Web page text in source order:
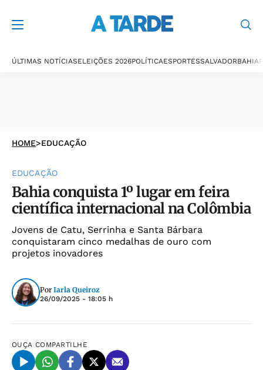
ÚLTIMAS NOTÍCIASELEIÇÕES 2026POLÍTICAESPORTESSALVADORBAHIA
HOME>EDUCAÇÃO
EDUCAÇÃO
Bahia conquista 1º lugar em feira
científica internacional na Colômbia
Jovens de Catu, Serrinha e Santa Bárbara
conquistaram cinco medalhas de ouro com
projetos inovadores
Por Iarla Queiroz
26/09/2025 - 18:05 h
OUÇA COMPARTILHE